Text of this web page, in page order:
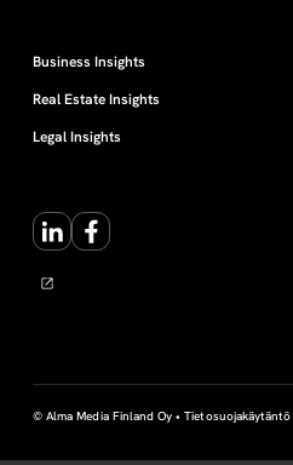
y
ö
k
a
l
u
t
Business Insights
Real Estate Insights
Legal Insights
LinkedInFacebook
© Alma Media Finland Oy •Tietosuojakäytäntö